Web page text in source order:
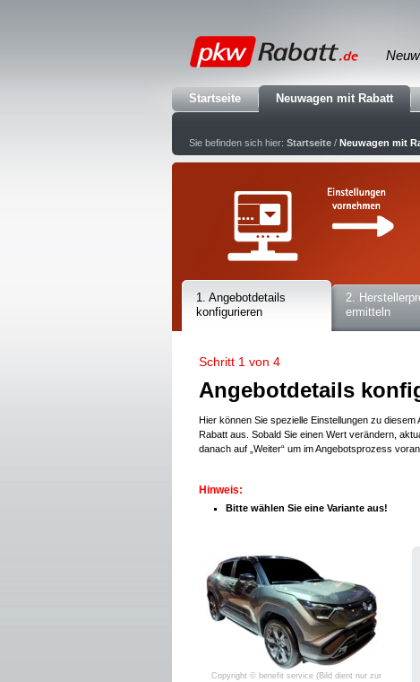
Startseite Neuwagen mit Rabatt
Sie befinden sich hier: Startseite / Neuwagen mit
1. Angebotdetails
konfigurieren
2.
ermitteln
Schritt 1 von 4
Angebotdetails
Hier können Sie spezielle Einstellungen zu
Rabatt aus. Sobald Sie einen Wert verändern,
danach auf „Weiter“ um im Angebotsprozess
Hinweis:
Bitte wählen Sie eine Variante aus!
Copyright © benefit service (Bild dient nur zur